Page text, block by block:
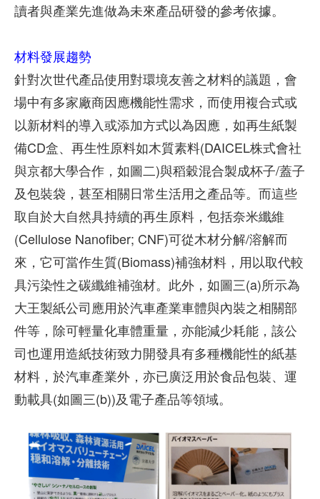
讀者與產業先進做為未來產品研發的參考依據。
材料發展趨勢
針對次世代產品使用對環境友善之材料的議題，會
場中有多家廠商因應機能性需求，而使用複合式或
以新材料的導入或添加方式以為因應，如再生紙製
備CD盒、再生性原料如木質素料(DAICEL株式會社
與京都大學合作，如圖二)與稻穀混合製成杯子/蓋子
及包裝袋，甚至相關日常生活用之產品等。而這些
取自於大自然具持續的再生原料，包括奈米纖維
(Cellulose Nanofiber; CNF)可從木材分解/溶解而
來，它可當作生質(Biomass)補強材料，用以取代較
具污染性之碳纖維補強材。此外，如圖三(a)所示為
大王製紙公司應用於汽車產業車體與內裝之相關部
件等，除可輕量化車體重量，亦能減少耗能，該公
司也運用造紙技術致力開發具有多種機能性的紙基
材料，於汽車產業外，亦已廣泛用於食品包裝、運
動載具(如圖三(b))及電子產品等領域。